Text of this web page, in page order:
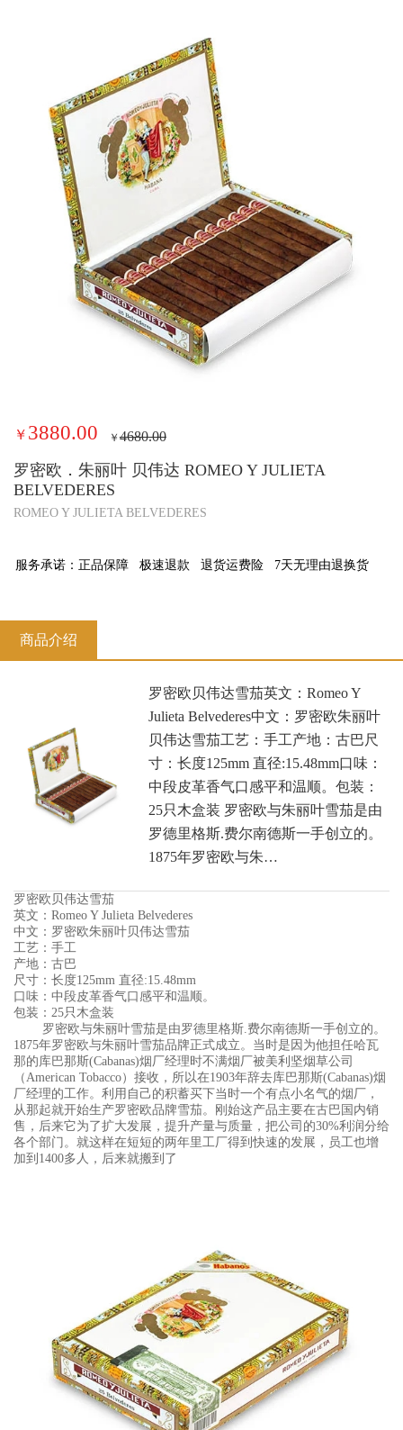
￥ 3880.00 ￥4680.00
罗密欧．朱丽叶 贝伟达 ROMEO Y JULIETA
BELVEDERES
ROMEO Y JULIETA BELVEDERES
服务承诺： 正品保障 极速退款 退货运费险 7天无理由退换货
商品介绍
罗密欧贝伟达雪茄英文：Romeo Y
Julieta Belvederes中文：罗密欧朱丽叶
贝伟达雪茄工艺：手工产地：古巴尺
寸：长度125mm 直径:15.48mm口味：
中段皮革香气口感平和温顺。包装：
25只木盒装 罗密欧与朱丽叶雪茄是由
罗德里格斯.费尔南德斯一手创立的。
1875年罗密欧与朱…
罗密欧贝伟达雪茄
英文：Romeo Y Julieta Belvederes
中文：罗密欧朱丽叶贝伟达雪茄
工艺：手工
产地：古巴
尺寸：长度125mm 直径:15.48mm
口味：中段皮革香气口感平和温顺。
包装：25只木盒装
罗密欧与朱丽叶雪茄是由罗德里格斯.费尔南德斯一手创立的。
1875年罗密欧与朱丽叶雪茄品牌正式成立。当时是因为他担任哈瓦
那的库巴那斯(Cabanas)烟厂经理时不满烟厂被美利坚烟草公司
（American Tobacco）接收，所以在1903年辞去库巴那斯(Cabanas)烟
厂经理的工作。利用自己的积蓄买下当时一个有点小名气的烟厂，
从那起就开始生产罗密欧品牌雪茄。刚始这产品主要在古巴国内销
售，后来它为了扩大发展，提升产量与质量，把公司的30%利润分给
各个部门。就这样在短短的两年里工厂得到快速的发展，员工也增
加到1400多人，后来就搬到了